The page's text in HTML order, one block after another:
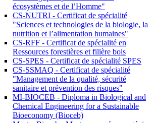
écosystèmes et de l’Homme"
CS-NUTRI - Certificat de spécialité
"Sciences et technologies de la biologie, la
nutrition et l’alimentation humaines"
CS-RFF - Certificat de spécialité en
Ressources forestières et filière bois
CS-SPES - Certificat de spécialité SPES
CS-SSMAQ - Certificat de spécialité
"Management de la qualité, sécurité
sanitaire et prévention des risques"
MI-BIOCEB - Diploma in Biological and
Chemical Engineering for a Sustainable
Bioeconomy (Bioceb)